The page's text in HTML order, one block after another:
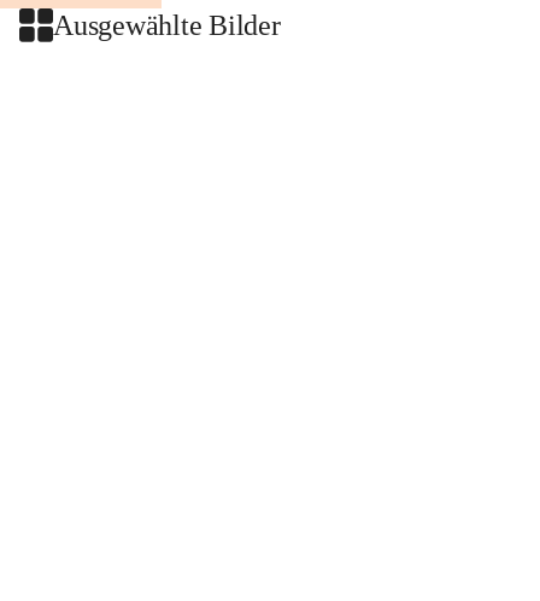
Ausgewählte Bilder